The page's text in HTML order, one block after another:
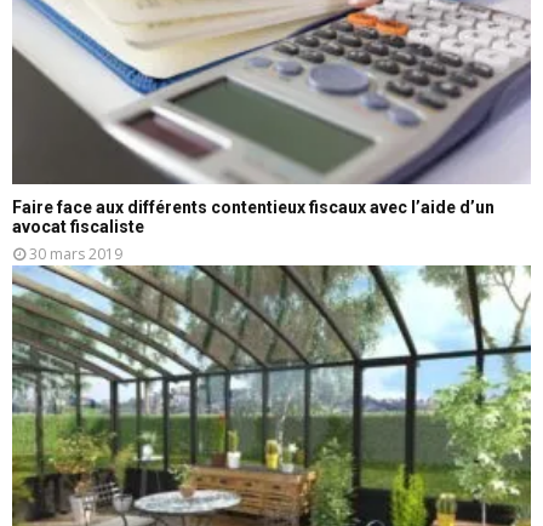
Faire face aux différents contentieux fiscaux avec l’aide d’un
avocat fiscaliste
30 mars 2019